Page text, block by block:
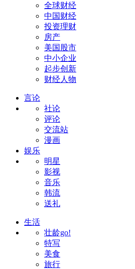
全球财经
中国财经
投资理财
房产
美国股市
中小企业
起步创新
财经人物
言论
社论
评论
交流站
漫画
娱乐
明星
影视
音乐
韩流
送礼
生活
壮龄go!
特写
美食
旅行